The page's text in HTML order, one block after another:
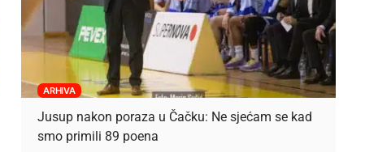
ARHIVA
Jusup nakon poraza u Čačku: Ne sjećam se kad
smo primili 89 poena